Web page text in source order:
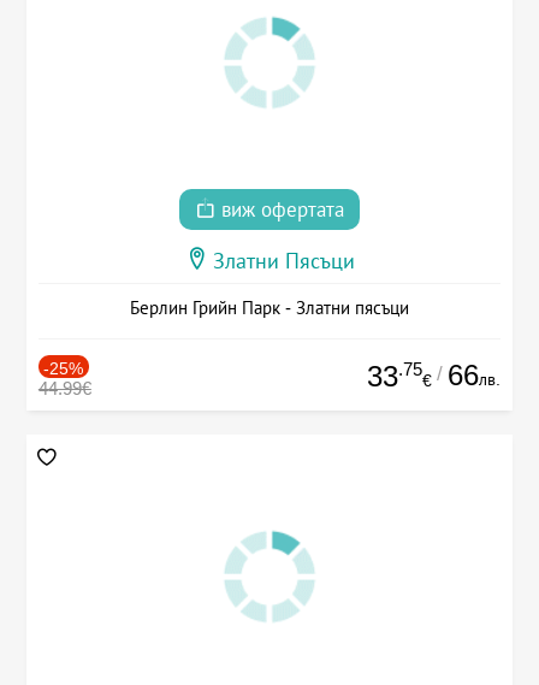
виж офертата
Златни Пясъци
Берлин Грийн Парк - Златни пясъци
-25%
44.99€ 33.75
€ / 66лв.